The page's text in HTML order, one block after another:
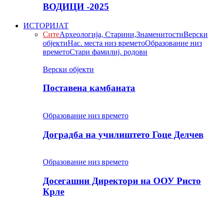
ВОДИЦИ -2025
ИСТОРИЈАТ
СитеАрхеологија, Старини,ЗнаменитостиВерски
објектиНас. места низ времетоОбразование низ
времетоСтари фамилиј. родови
Верски објекти
Поставена камбаната
Образование низ времето
Доградба на училиштето Гоце Делчев
Образование низ времето
Досегашни Директори на ООУ Ристо
Крле